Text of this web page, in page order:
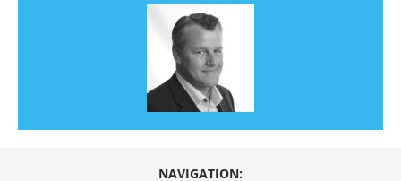
NAVIGATION: